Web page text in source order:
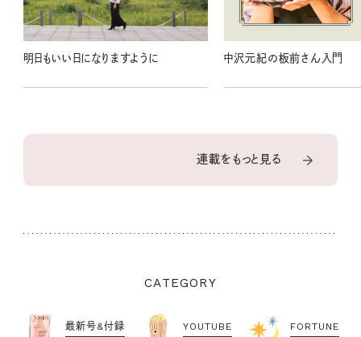
明日もいい日になりますように 中沢元紀の板前さん入門
連載をもっと見る
CATEGORY
最新号&付録 YOUTUBE FORTUNE